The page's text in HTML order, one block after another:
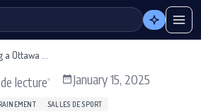
lecture January 15, 2025
SALLES DE SPORT